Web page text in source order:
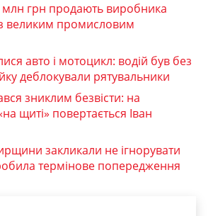
млн грн продають виробника
великим промисловим
авто і мотоцикл: водій був без
деблокували рятувальники
зниклим безвісти: на
щиті» повертається Іван
закликали не ігнорувати
термінове попередження